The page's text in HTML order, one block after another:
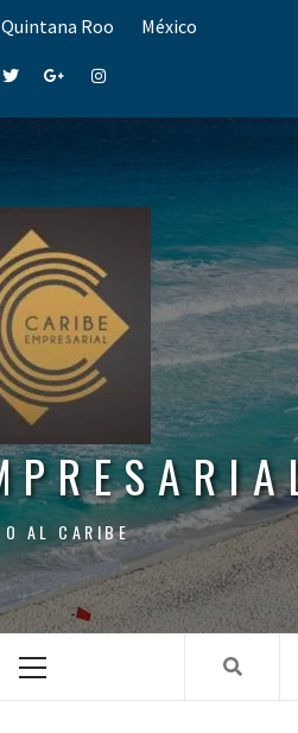
Quintana Roo México
TwitterGoogle+Instagram
AL CARIBE
Menu